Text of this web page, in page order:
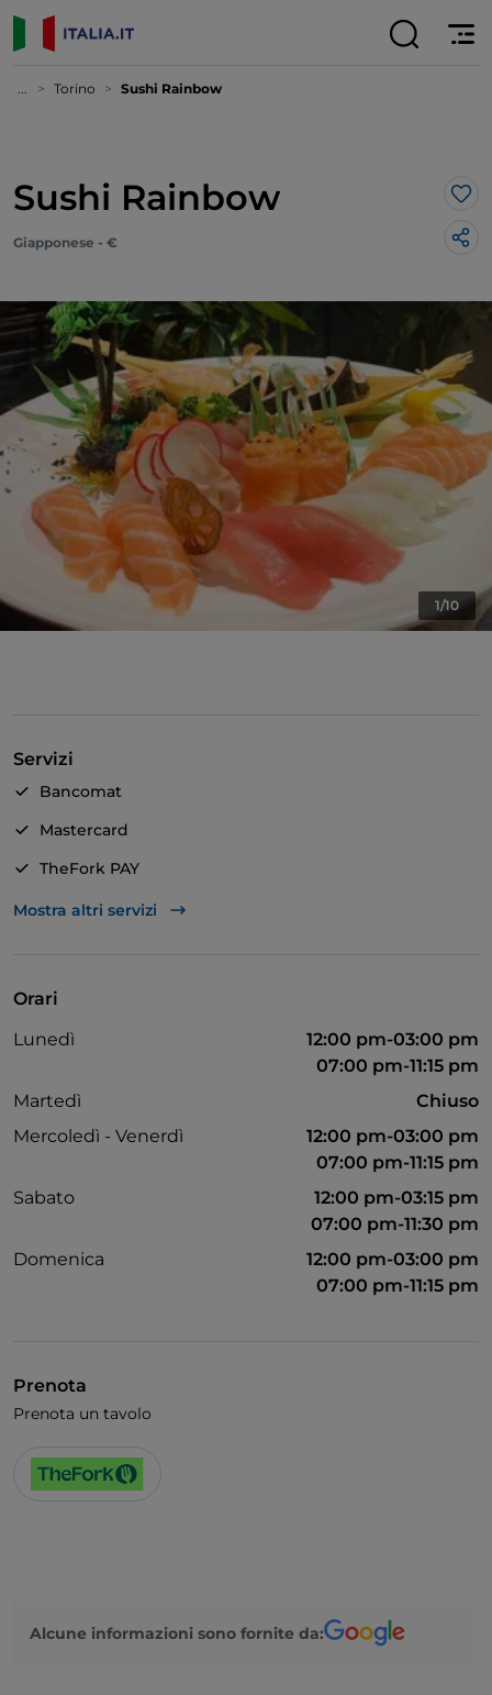
... Torino Sushi Rainbow
Sushi Rainbow
Giapponese - €
1/10
Servizi
Bancomat
Mastercard
TheFork PAY
Unionpay via TheFork PAY
Wi-Fi
Mostra altri servizi
Orari
Lunedì
12:00 pm-03:00 pm
07:00 pm-11:15 pm
Martedì
Chiuso
Mercoledì - Venerdì
12:00 pm-03:00 pm
07:00 pm-11:15 pm
Sabato
12:00 pm-03:15 pm
07:00 pm-11:30 pm
Domenica
12:00 pm-03:00 pm
07:00 pm-11:15 pm
Prenota
Prenota un tavolo
Alcune informazioni sono fornite da: